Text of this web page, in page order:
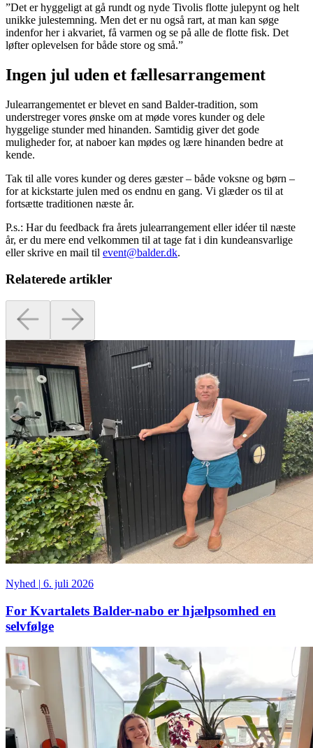
”Det er hyggeligt at gå rundt og nyde Tivolis flotte julepynt og helt
unikke julestemning. Men det er nu også rart, at man kan søge
indenfor her i akvariet, få varmen og se på alle de flotte fisk. Det
løfter oplevelsen for både store og små.”
Ingen jul uden et fællesarrangement
Julearrangementet er blevet en sand Balder-tradition, som
understreger vores ønske om at møde vores kunder og dele
hyggelige stunder med hinanden. Samtidig giver det gode
muligheder for, at naboer kan mødes og lære hinanden bedre at
kende.
Tak til alle vores kunder og deres gæster – både voksne og børn –
for at kickstarte julen med os endnu en gang. Vi glæder os til at
fortsætte traditionen næste år.
P.s.: Har du feedback fra årets julearrangement eller idéer til næste
år, er du mere end velkommen til at tage fat i din kundeansvarlige
eller skrive en mail til event@balder.dk.
Relaterede artikler
Nyhed | 6. juli 2026
For Kvartalets Balder-nabo er hjælpsomhed en
selvfølge